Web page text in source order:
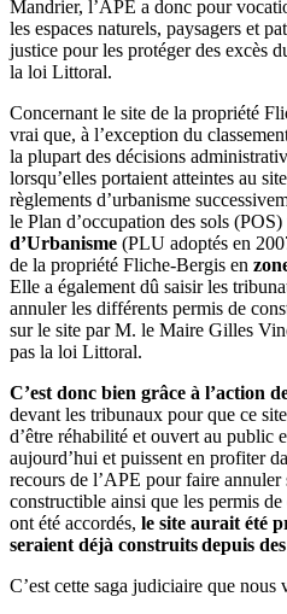
Mandrier, l’APE a donc pour
les espaces naturels, paysagers et
justice pour les protéger des excès
la loi Littoral.
Concernant le site de la propriété
vrai que, à l’exception du
la plupart des décisions
lorsqu’elles portaient atteintes au
règlements d’urbanisme
le Plan d’occupation des sols
d’Urbanisme (PLU adoptés en
de la propriété Fliche-Bergis en
Elle a également dû saisir les
annuler les différents permis de
sur le site par M. le Maire Gilles
pas la loi Littoral.
C’est donc bien grâce à l’action
devant les tribunaux pour que ce
d’être réhabilité et ouvert au public
aujourd’hui et puissent en profiter
recours de l’APE pour faire annuler
constructible ainsi que les permis
ont été accordés, le site aurait été
seraient déjà construits depuis
C’est cette saga judiciaire que nous